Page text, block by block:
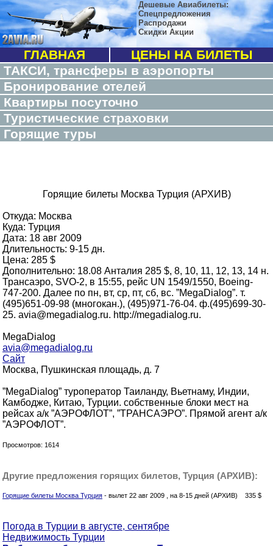
Дешевые Авиабилеты:
Спецпредложения
Распродажи
Скидки Акции
ГЛАВНАЯ
ЦЕНЫ НА БИЛЕТЫ
ТАКСИ, трансферы в аэропорты
Бронирование отелей
Квартиры посуточно
Туристические страховки
Горящие туры
Горящие билеты Москва Турция (АРХИВ)
Откуда: Москва
Куда: Турция
Дата: 18 авг 2009
Длительность: 9-15 дн.
Цена: 285 $
Дополнительно: 18.08 Анталия 285 $, 8, 10, 11, 12, 13, 14 н.
Трансаэро, SVO-2, в 15:55, рейс UN 1549/1550, Boeing-
747-200. Далее по пн, вт, ср, пт, сб, вс. ”MegaDialog”. т.
(495)651-09-98 (многокан.), (495)971-76-04. ф.(495)699-30-
25. avia@megadialog.ru. http://megadialog.ru.
MegaDialog
avia@megadialog.ru
Сайт
Москва, Пушкинская площадь, д. 7
”MegaDialog” туроператор Таиланду, Вьетнаму, Индии,
Камбодже, Китаю, Турции. собственные блоки мест на
рейсах а/к ”АЭРОФЛОТ”, ”ТРАНСАЭРО”. Прямой агент а/к
”АЭРОФЛОТ”.
Просмотров: 1614
Другие предложения горящих билетов, Турция (АРХИВ):
Горящие билеты Москва Турция - вылет 22 авг 2009 , на 8-15 дней (АРХИВ) 335 $
Погода в Турции в августе, сентябре
Недвижимость Турции